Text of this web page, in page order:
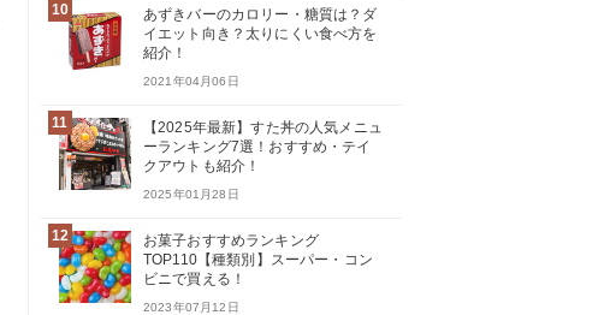
10
あずきバーのカロリー・糖質は？ダ
イエット向き？太りにくい食べ方を
紹介！
2021年04月06日
11
【2025年最新】すた丼の人気メニュ
ーランキング7選！おすすめ・テイ
クアウトも紹介！
2025年01月28日
12
お菓子おすすめランキング
TOP110【種類別】スーパー・コン
ビニで買える！
2023年07月12日